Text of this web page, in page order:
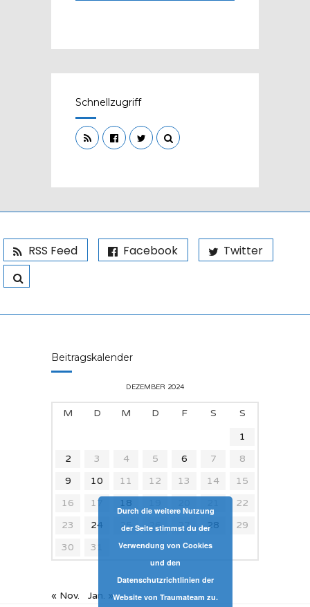
Schnellzugriff
RSS Feed Facebook Twitter
Beitragskalender
DEZEMBER 2024
M D M D F S
S
1
2
3 4 5 6 7
8
9
10 11 12 13 14
15
16
17 18
22
23
24 25 26 27 28
29
30
31
« Nov. Jan. »
Durch die weitere Nutzung
der Seite stimmst du der
Verwendung von Cookies
und den
Datenschutzrichtlinien der
Website von Traumateam zu.